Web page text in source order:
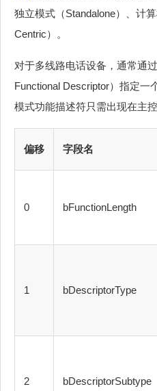
独立模式（Standalone）、计
Centric）。
对于多线路电话设备，通常通
Functional Descriptor）指定一
模式功能描述符只需出现在主
偏移 字段名
0 bFunctionLength
1 bDescriptorType
2 bDescriptorSubtype